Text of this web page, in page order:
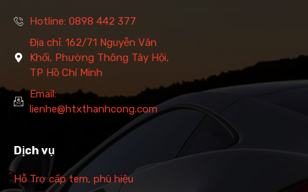
Hotline: 0898 442 377
Địa chỉ: 162/71 Nguyễn Văn
Khối, Phường Thông Tây Hội,
TP Hồ Chí Minh
Email:
lienhe@htxthanhcong.com
Dịch vụ
Hỗ Trợ cấp tem, phù hiệu